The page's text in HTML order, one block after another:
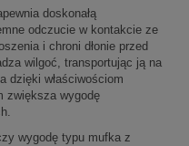
doskonałą
odczucie w kontakcie ze
i chroni dłonie przed
wilgoć, transportując ją na
dzięki właściwościom
zwiększa wygodę
wygodę typu mufka z